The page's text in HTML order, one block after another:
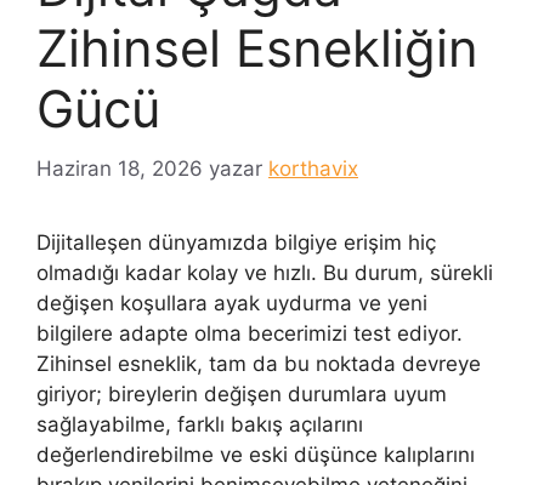
Zihinsel Esnekliğin
Gücü
Haziran 18, 2026 yazar korthavix
Dijitalleşen dünyamızda bilgiye erişim hiç
olmadığı kadar kolay ve hızlı. Bu durum, sürekli
değişen koşullara ayak uydurma ve yeni
bilgilere adapte olma becerimizi test ediyor.
Zihinsel esneklik, tam da bu noktada devreye
giriyor; bireylerin değişen durumlara uyum
sağlayabilme, farklı bakış açılarını
değerlendirebilme ve eski düşünce kalıplarını